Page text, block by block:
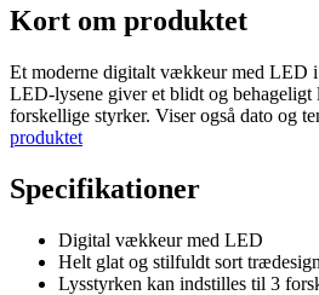
Kort om produktet
Et moderne digitalt vækkeur med LED
LED-lysene giver et blidt og behageligt
forskellige styrker. Viser også dato og
produktet
Specifikationer
Digital vækkeur med LED
Helt glat og stilfuldt sort trædesign
Lysstyrken kan indstilles til 3